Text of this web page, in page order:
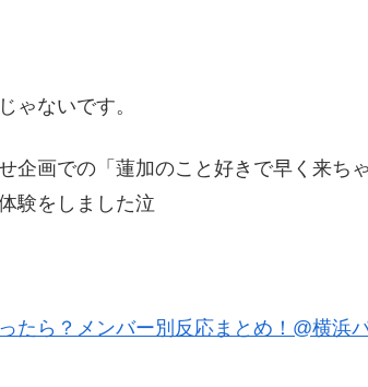
ゃないです。
企画での「蓮加のこと好きで早く来ち
験をしました泣
たら？メンバー別反応まとめ！@横浜